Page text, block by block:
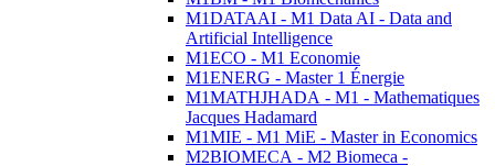
M1DATAAI - M1 Data AI - Data and
Artificial Intelligence
M1ECO - M1 Economie
M1ENERG - Master 1 Énergie
M1MATHJHADA - M1 - Mathematiques
Jacques Hadamard
M1MIE - M1 MiE - Master in Economics
M2BIOMECA - M2 Biomeca -